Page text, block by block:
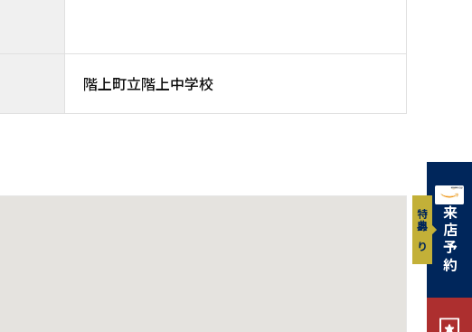
階上町立階上中学校
特典あり 来店予約